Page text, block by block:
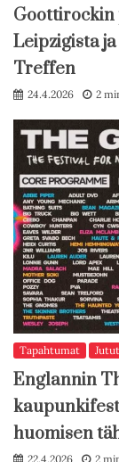
Goottirockin
Leipzigista
Treffen
24.4.2026 2
Tapahtumat Jutut
Englannin
huomisen
22.4.2026 2